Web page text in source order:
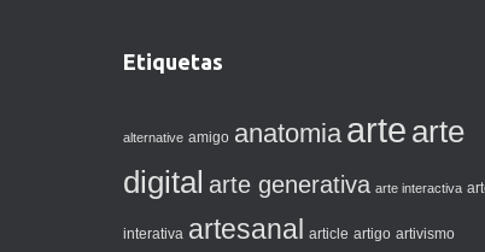
Etiquetas
alternative amigo anatomia arte arte
digital arte generativa arte interactiva
interativa artesanal article artigo artivismo